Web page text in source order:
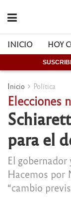
INICIO HOY
Inicio Política
Elecciones
para el
El
Hacemos por
“cambio